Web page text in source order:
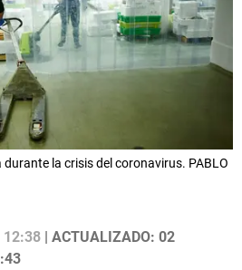
la crisis del coronavirus. PABLO
12:38 | ACTUALIZADO: 02